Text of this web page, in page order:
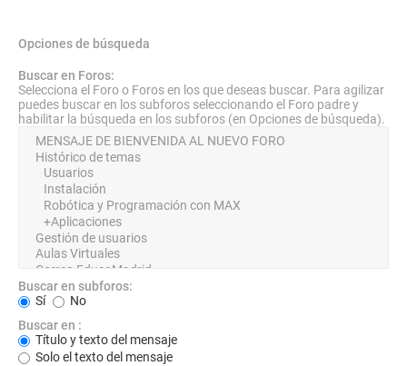
Opciones de búsqueda
Buscar en Foros:
Selecciona el Foro o Foros en los que deseas buscar. Para agilizar
puedes buscar en los subforos seleccionando el Foro padre y
habilitar la búsqueda en los subforos (en Opciones de búsqueda).
Buscar en subforos:
Sí
No
Buscar en :
Título y texto del mensaje
Solo el texto del mensaje